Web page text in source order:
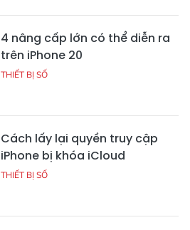
4 nâng cấp lớn có thể diễn ra
trên iPhone 20
THIẾT BỊ SỐ
Cách lấy lại quyền truy cập
iPhone bị khóa iCloud
THIẾT BỊ SỐ